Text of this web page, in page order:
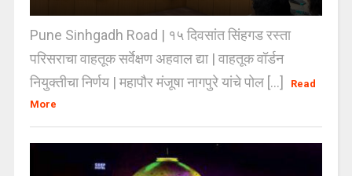
Pune Sinhgadh Road | १५ दिवसांत सिंहगड रस्ता
परिसराचा वाहतूक सर्वेक्षण अहवाल द्या | वाहतूक वॉर्डन
नियुक्तीचा निर्णय | महापौर मंजूषा नागपुरे यांचे पोल [...]
Read
More